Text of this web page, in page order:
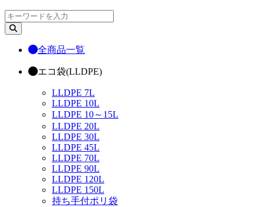
全商品一覧
エコ袋(LLDPE)
LLDPE 7L
LLDPE 10L
LLDPE 10～15L
LLDPE 20L
LLDPE 30L
LLDPE 45L
LLDPE 70L
LLDPE 90L
LLDPE 120L
LLDPE 150L
持ち手付ポリ袋